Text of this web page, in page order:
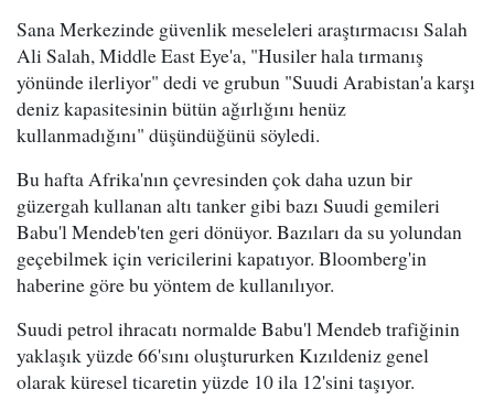
Sana Merkezinde güvenlik meseleleri araştırmacısı Salah
Ali Salah, Middle East Eye'a, "Husiler hala tırmanış
yönünde ilerliyor" dedi ve grubun "Suudi Arabistan'a karşı
deniz kapasitesinin bütün ağırlığını henüz
kullanmadığını" düşündüğünü söyledi.
Bu hafta Afrika'nın çevresinden çok daha uzun bir
güzergah kullanan altı tanker gibi bazı Suudi gemileri
Babu'l Mendeb'ten geri dönüyor. Bazıları da su yolundan
geçebilmek için vericilerini kapatıyor. Bloomberg'in
haberine göre bu yöntem de kullanılıyor.
Suudi petrol ihracatı normalde Babu'l Mendeb trafiğinin
yaklaşık yüzde 66'sını oluştururken Kızıldeniz genel
olarak küresel ticaretin yüzde 10 ila 12'sini taşıyor.